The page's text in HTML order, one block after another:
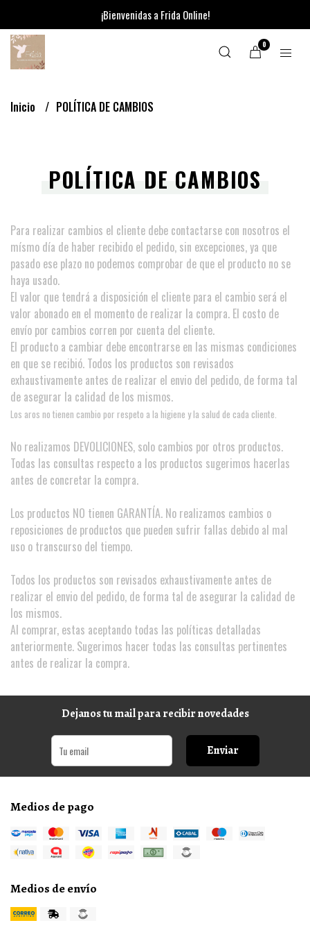
¡Bienvenidas a Frida Online!
0
Inicio POLÍTICA DE CAMBIOS
POLÍTICA DE CAMBIOS
Para realizar cambios el cliente debe contactarse con nosotros el
mísmo día de haber recibido el pedido, sin excepciones, ya que
pasado ese plazo no podemos comprobar de que el producto no se
haya usado.
El valor que tendrá a disposición el cliente para el cambio será el
valor abonado en el momento de realizar la compra. El costo de
envío por cambios corren por cuenta del cliente.
El producto a cambiar debe encontrarse en las mismas condiciones
en que se recibió. Todos los productos son revisados
exhaustivamente antes de realizar el envio del pedido, de forma tal
de asegurar la calidad de los mismos.
Los aros no tienen cambio por respeto a la higiene y la salud de cada cliente.
No realizamos DEVOLICIONES, solo cambios por otros productos.
Todas las consultas respecto a los productos sugerimos hacerlas
antes de concretar la compra.
Los productos NO tienen GARANTÍA. No realizamos cambios o
reposiciones de productos que pueden sufrir fallas debido al mal
uso o transcurso del tiempo.
Todos los productos son revisados exhaustivamente antes de
realizar el envio del pedido, de forma tal de asegurar la calidad de
los mismos.
Al comprar, estas aceptando todas las políticas detalladas
anteriormente. Sugerimos hacer todas las consultas pertinentes
antes de realizar la compra.
Dejanos tu mail para recibir novedades
Enviar
Medios de pago
Medios de envío